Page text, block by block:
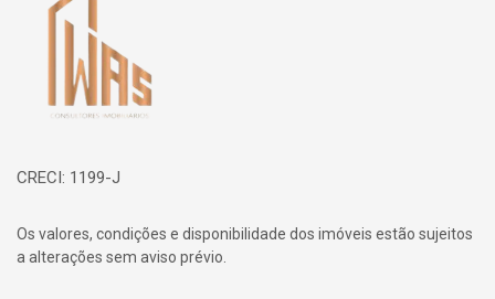
CRECI: 1199-J
Os valores, condições e disponibilidade dos imóveis estão sujeitos
a alterações sem aviso prévio.